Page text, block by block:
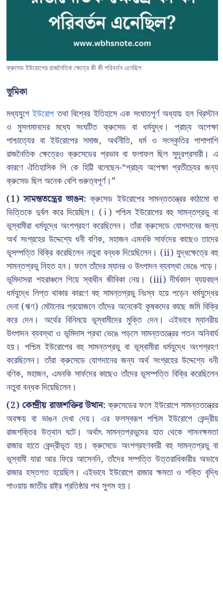
ক্রুসেড ইউরোপের রাজনৈতিক ক্ষেত্রে কী কী পরিবর্তন এনেছিল
ভূমিকা
মধ্যযুগেইউরোপ তথা বিশ্বের ইতিহাসে এক সংঘাতপূর্ণ অধ্যায় হল খ্রিস্টান
ও মুসলমানদের মধ্যে সংঘটিত ক্রুসেড বা ধর্মযুদ্ধ। প্রাচ্য অপেক্ষা
পাশ্চাত্যের বা ইউরোপের সমাজ, অর্থনীতি, ধর্ম ও সংস্কৃতির পাশাপাশি
রাজনৈতিক ক্ষেত্রেও ক্রুসেডের প্রভাব বা ফলাফল ছিল সুদূরপ্রসারী। এ
কারণে ঐতিহাসিক পি কে হিট্টি বলেছেন-“প্রাচ্য অপেক্ষা প্রতীচ্যের জন্য
ক্রুসেড ছিল অনেক বেশি গুরুত্বপূর্ণ।”
(1) সামন্ততন্ত্রের ভাঙন:ক্রুসেড ইউরোপের সামন্ততন্ত্রের কাঠামো বা
ভিত্তিকে দুর্বল করে দিয়েছিল। (ⅰ) পশ্চিম ইউরোপের বহু সামন্তপ্রভু বা
ভূস্বামীরা ধর্মযুদ্ধে অংশগ্রহণ করেছিলেন। তাঁরা ক্রুসেডে যোগদানের জন্য
অর্থ সংগ্রহের উদ্দেশ্যে ধনী বণিক, মহাজন এমনকি সার্ফদের কাছেও তাদের
ভূসম্পত্তি বিক্রি করেছিলেন নতুবা বন্ধক দিয়েছিলেন। (ii) যুদ্ধক্ষেত্রে বহু
সামন্তপ্রভু নিহত হন। ফলে তাঁদের ম্যানর ও উৎপাদন ব্যবস্থা ভেঙে পড়ে।
ভূমিদাসরা শহরাঞ্চলে গিয়ে স্বাধীন জীবিকা নেয়। (iii) দীর্ঘকাল ব্যয়বহুল
ধর্মযুদ্ধে লিপ্ত থাকার কারণে বহু সামন্তপ্রভু নিঃস্ব হয়ে পড়েন ধর্মযুদ্ধের
দেনা (ঋণ) মেটানোর প্রয়োজনে তাঁদের অনেকেই কৃষকদের কাছে জমি বিক্রি
করে দেন। অর্থের বিনিময়ে ভূস্বামীদের মুক্তি দেন। এইভাবে ম্যানরীয়
উৎপাদন ব্যবস্থা ও ভূমিদাস প্রথা ভেঙে পড়লে সামন্ততন্ত্রের পতন অনিবার্য
হয়। পশ্চিম ইউরোপের বহু সামন্তপ্রভু বা ভূস্বামীরা ধর্মযুদ্ধে অংশগ্রহণ
করেছিলেন। তাঁরা ক্রুসেডে যোগদানের জন্য অর্থ সংগ্রহের উদ্দেশ্যে ধনী
বণিক, মহাজন, এমনকি সার্ফদের কাছেও তাঁদের ভূসম্পত্তি বিক্রি করেছিলেন
নতুবা বন্ধক দিয়েছিলেন।
(2) কেন্দ্রীয় রাজশক্তির উত্থান:ক্রুসেডের ফলে ইউরোপে সামন্ততন্ত্রের
অবক্ষয় বা ভাঙন দেখা দেয়। এর ফলস্বরূপ পশ্চিম ইউরোপে কেন্দ্রীয়
রাজশক্তির উত্থান ঘটে। অর্থাৎ সামন্তপ্রভুদের হাত থেকে শাসনক্ষমতা
রাজার হাতে কেন্দ্রীভূত হয়। ক্রুসেডে অংশগ্রহণকারী বহু সামন্তপ্রভু বা
ভূস্বামী যারা আর ফিরে আসেননি, তাঁদের সম্পত্তি উত্তরাধিকারীর অভাবে
রাজার হস্তগত হয়েছিল। এইভাবে ইউরোপে রাজার ক্ষমতা ও শক্তি বৃদ্ধি
পাওয়ায় জাতীয় রাষ্ট্র প্রতিষ্ঠার পথ সুগম হয়।